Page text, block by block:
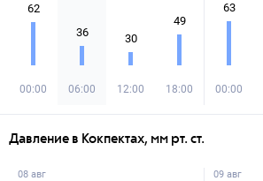
62
00:00
36
06:00
30
12:00
49
18:00
63
00:00
Давление в Кокпектах, мм рт. ст.
08 авг 09 авг